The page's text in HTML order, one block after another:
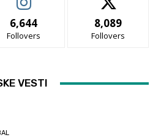
6,644
Follovers
8,089
Follovers
VESTI